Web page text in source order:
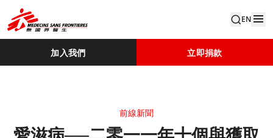
EN
加入我們 立即捐款
前線新聞